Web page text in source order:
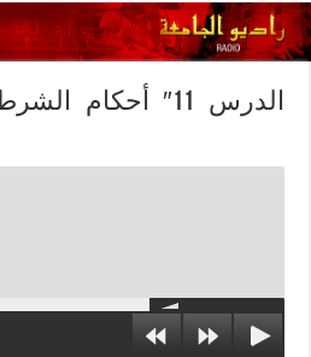
الدرس 11″ أحكام